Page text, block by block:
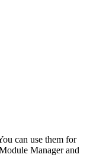
can use them for
Manager and